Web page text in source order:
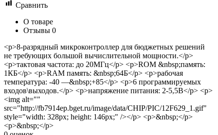
Сравнить
О товаре
Отзывы 0
<p>8-разрядный микроконтроллер для бюджетных решений
не требующих большой вычислительной мощности.</p>
<p>тактовая частота: до 20МГц</p> <p>ROM &nbsp;память:
1КБ</p> <p>RAM память: &nbsp;64Б</p> <p>рабочая
температура: -40 —&nbsp;+85</p> <p>6 программируемых
входов\выходов.</p> <p>напряжение питания: 2-5,5В</p> <p>
<img alt=""
src="http://fb7914ep.bget.ru/image/data/CHIP/PIC/12F629_1.gif"
style="width: 328px; height: 146px;" /></p> <p>&nbsp;</p>
<p>&nbsp;</p>